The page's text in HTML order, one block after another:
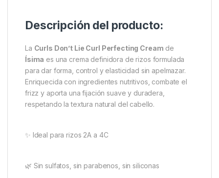
Descripción del producto:
La Curls Don’t Lie Curl Perfecting Cream de
Ísima es una crema definidora de rizos formulada
para dar forma, control y elasticidad sin apelmazar.
Enriquecida con ingredientes nutritivos, combate el
frizz y aporta una fijación suave y duradera,
respetando la textura natural del cabello.
✨ Ideal para rizos 2A a 4C
🌿 Sin sulfatos, sin parabenos, sin siliconas